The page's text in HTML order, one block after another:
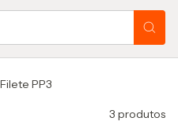
Filete PP3
3 produtos